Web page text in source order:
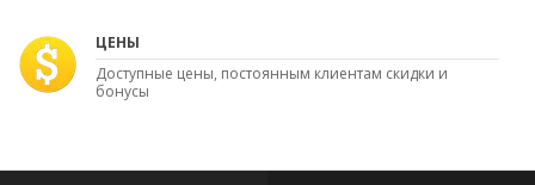
ЦЕНЫ
Доступные цены, постоянным клиентам скидки и
бонусы